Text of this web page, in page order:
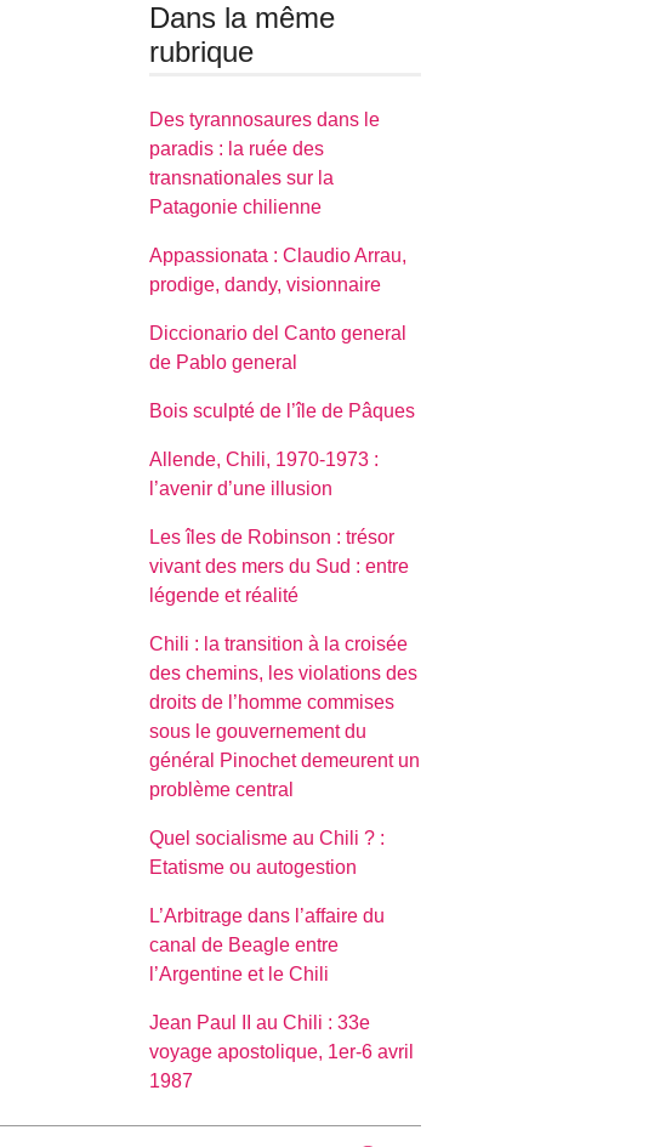
Dans la même
rubrique
Des tyrannosaures dans le
paradis : la ruée des
transnationales sur la
Patagonie chilienne
Appassionata : Claudio Arrau,
prodige, dandy, visionnaire
Diccionario del Canto general
de Pablo general
Bois sculpté de l’île de Pâques
Allende, Chili, 1970-1973 :
l’avenir d’une illusion
Les îles de Robinson : trésor
vivant des mers du Sud : entre
légende et réalité
Chili : la transition à la croisée
des chemins, les violations des
droits de l’homme commises
sous le gouvernement du
général Pinochet demeurent un
problème central
Quel socialisme au Chili ? :
Etatisme ou autogestion
L’Arbitrage dans l’affaire du
canal de Beagle entre
l’Argentine et le Chili
Jean Paul II au Chili : 33e
voyage apostolique, 1er-6 avril
1987